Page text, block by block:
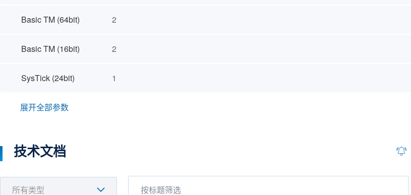
Basic TM (64bit) 2
Basic TM (16bit) 2
SysTick (24bit) 1
展开全部参数
技术文档